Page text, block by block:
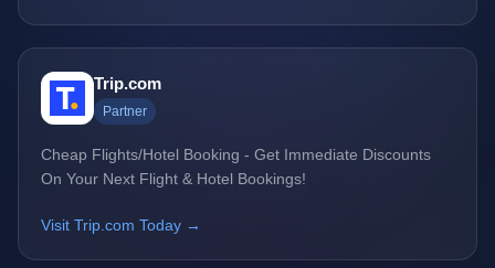
Trip.com
Partner
Cheap Flights/Hotel Booking - Get Immediate Discounts
On Your Next Flight & Hotel Bookings!
Visit Trip.com Today →